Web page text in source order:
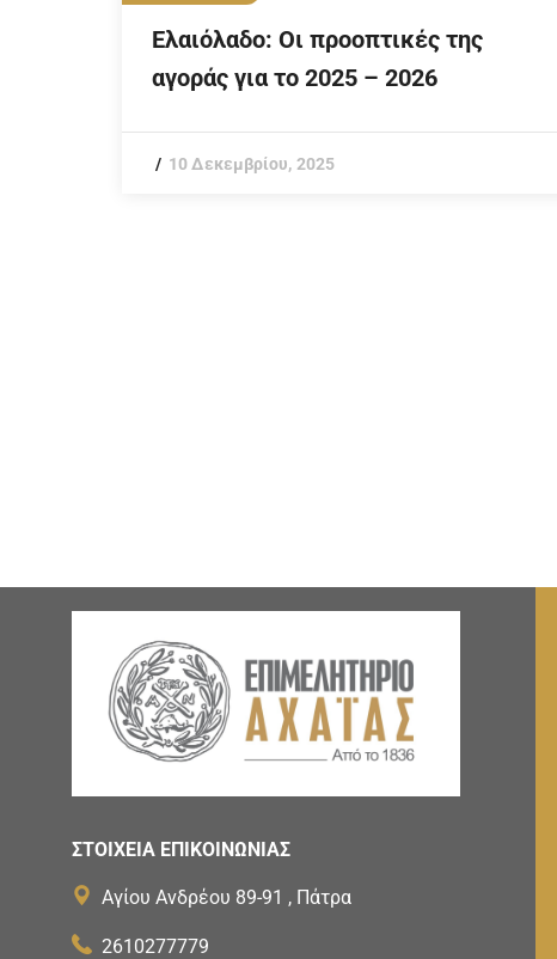
Ελαιόλαδο: Οι προοπτικές της
αγοράς για το 2025 – 2026
10 Δεκεμβρίου, 2025
ΣΤΟΙΧΕΙΑ ΕΠΙΚΟΙΝΩΝΙΑΣ
Αγίου Ανδρέου 89-91 , Πάτρα
2610277779